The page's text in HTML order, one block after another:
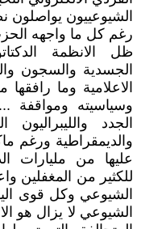
الشيوعييون يواصلون
رغم كل ما واجهه
ظل الانظمة
الجسدية والسجون
الاعلامية وما
وسياسيته ومواقفة
الجدد
والديمقراطية ورغم
عليها من مليارات
للكثير من المغفلين
الشيوعي وكل قوى
الشيوعي لا يزال هو